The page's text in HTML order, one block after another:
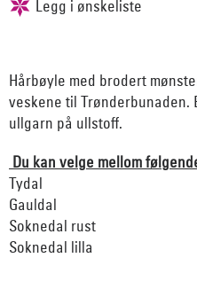
Hårbøyle med brodert
veskene til
ullgarn på ullstoff.
Du kan velge mellom
Tydal
Gauldal
Soknedal rust
Soknedal lilla